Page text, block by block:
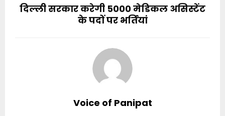
दिल्ली सरकार करेगी 5000 मेडिकल असिस्टेंट
के पदों पर भर्तियां
Voice of Panipat